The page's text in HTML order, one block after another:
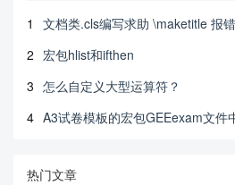
1
文档类.cls编写求助 \maketitle 报错
2 宏包hlist和ifthen
3 怎么自定义大型运算符？
4 A3试卷模板的宏包GEEexam文件
热门文章